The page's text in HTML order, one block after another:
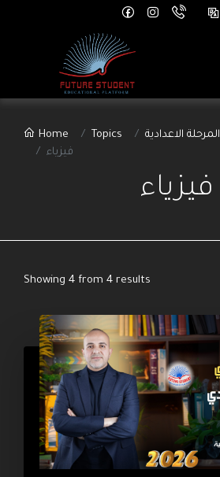
Sign Home Topics المرحلة الاعدادية
فيزياء
فيزياء
Showing 4 from 4 results